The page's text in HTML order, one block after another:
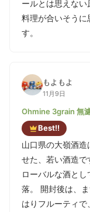
ールとは思えな
料理が合いそうに
す。
もよもよ
11月9日
Ohmine 3grain 無
Best!!
山口県の大嶺酒
せた、若い酒造
ローバルな酒と
落。 開封後は、
はりフルーティ